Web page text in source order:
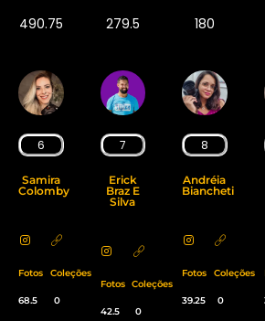
490.75 279.5 180
6
Samira
Colomby
Fotos Coleções
68.5 0
7
Erick
Braz E
Silva
Fotos Coleções
42.5 0
8
Andréia
Biancheti
Fotos Coleções
39.25 0